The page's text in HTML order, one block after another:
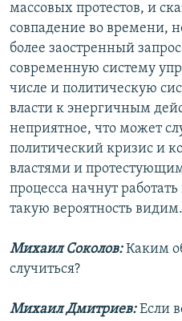
массовых протестов, и
совпадение во времени,
более заостренный
современную систему
числе и политическую
власти к энергичным
неприятное, что может
политический кризис и
властями и
процесса начнут
такую вероятность видим.
Михаил Соколов:Каким
случиться?
Михаил Дмитриев:Если